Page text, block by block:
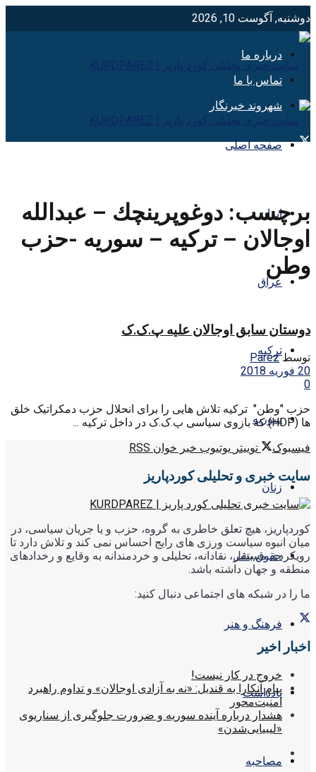
دوشنبه, آگوست 10, 2026
درباره ما
تماس با ما
شهروند خبرنگار
صفحه اصلی
ایران
عراق
ترکیه
سوریه
زنان
حقوق بشر
فرهنگ و هنر
یادداشت
مصاحبه
برچسب: دوغوپرينچك – عبدالله
اوجالان – تركيه – سوريه -حزب
وطن
دوستان سابق اوجالان علیه پ.ک.ک
توسط Parez
20 فوریه 2018
0
حزب "وطن" ترکیه تلاش هایی را برای انحلال حزب دمکراتیک خلق
ها (HDP) که بازوی سیاسی پ.ک.ک در داخل ترکیه ...
فیسبوک
توییتر یوتیوب خبر خوان RSS
سایت خبری و تحلیلی کوردپاریز
کوردپاریز، هیچ تعلق خاطری به گروه، حزب و یا جریان سیاسی، در
میان انبوه سیاست ورزی های رایج احساس نمی کند و تلاش دارد تا
رویکردی مستقل، نقادانه، تحلیلی و خردمندانه به وقایع و رخدادهای
منطقه و جهان داشته باشد.
ما را در شبکه های اجتماعی دنبال کنید:
اخبار اخیر
خروج در کار نیست!
پیام آنکارا به قندیل: «نه به آزادی اوجالان» و تداوم راهبرد
امنیت‌محور
هشدار درباره آینده سوریه و ضرورت جلوگیری از سناریوی
«لیبیایی‌شدن»